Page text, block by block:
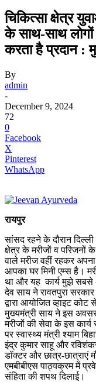
चिकित्सा क्षेत्र
के साथ-साथ
करता है प्रदान :
By
admin
-
December 9, 2024
72
0
Facebook
X
Pinterest
WhatsApp
रायपुर
सांसद रहने के दौरान
क्षेत्र के मरीजों व परिजनों
वाले मरीज वहीं रहकर
आपका घर मिनी एम्स है।
था और यह कार्य मुझे सबसे
देव साय ने रावतपुरा
द्वारा आयोजित व्हाइट
मुख्यमंत्री साय ने इस अवसर
मरीजों की सेवा के इस
पर स्वास्थ्य मंत्री श्याम
इंद्र कुमार साहू और
डॉक्टर और छात्र-
एमबीबीएस पाठ्यक्रम में
संहिता की शपथ दिलाई।